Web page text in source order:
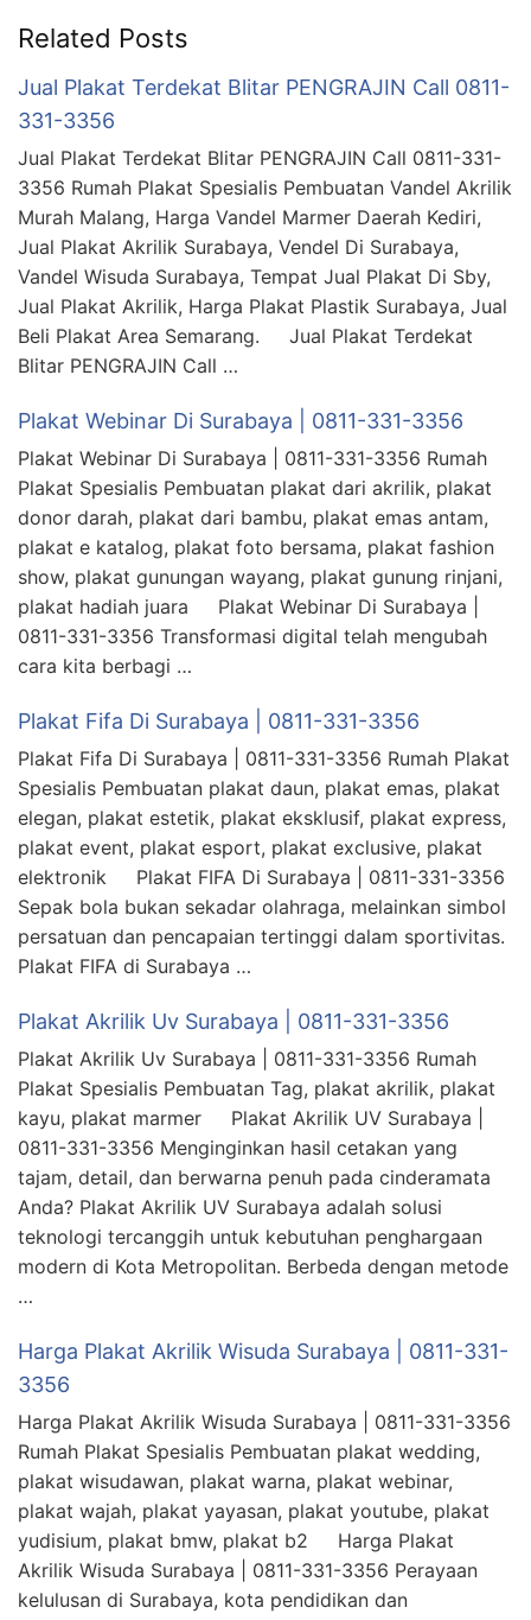
Related Posts
Jual Plakat Terdekat Blitar PENGRAJIN Call 0811-
331-3356
Jual Plakat Terdekat Blitar PENGRAJIN Call 0811-331-
3356 Rumah Plakat Spesialis Pembuatan Vandel Akrilik
Murah Malang, Harga Vandel Marmer Daerah Kediri,
Jual Plakat Akrilik Surabaya, Vendel Di Surabaya,
Vandel Wisuda Surabaya, Tempat Jual Plakat Di Sby,
Jual Plakat Akrilik, Harga Plakat Plastik Surabaya, Jual
Beli Plakat Area Semarang. Jual Plakat Terdekat
Blitar PENGRAJIN Call …
Plakat Webinar Di Surabaya | 0811-331-3356
Plakat Webinar Di Surabaya | 0811-331-3356 Rumah
Plakat Spesialis Pembuatan plakat dari akrilik, plakat
donor darah, plakat dari bambu, plakat emas antam,
plakat e katalog, plakat foto bersama, plakat fashion
show, plakat gunungan wayang, plakat gunung rinjani,
plakat hadiah juara Plakat Webinar Di Surabaya |
0811-331-3356 Transformasi digital telah mengubah
cara kita berbagi …
Plakat Fifa Di Surabaya | 0811-331-3356
Plakat Fifa Di Surabaya | 0811-331-3356 Rumah Plakat
Spesialis Pembuatan plakat daun, plakat emas, plakat
elegan, plakat estetik, plakat eksklusif, plakat express,
plakat event, plakat esport, plakat exclusive, plakat
elektronik Plakat FIFA Di Surabaya | 0811-331-3356
Sepak bola bukan sekadar olahraga, melainkan simbol
persatuan dan pencapaian tertinggi dalam sportivitas.
Plakat FIFA di Surabaya …
Plakat Akrilik Uv Surabaya | 0811-331-3356
Plakat Akrilik Uv Surabaya | 0811-331-3356 Rumah
Plakat Spesialis Pembuatan Tag, plakat akrilik, plakat
kayu, plakat marmer Plakat Akrilik UV Surabaya |
0811-331-3356 Menginginkan hasil cetakan yang
tajam, detail, dan berwarna penuh pada cinderamata
Anda? Plakat Akrilik UV Surabaya adalah solusi
teknologi tercanggih untuk kebutuhan penghargaan
modern di Kota Metropolitan. Berbeda dengan metode
…
Harga Plakat Akrilik Wisuda Surabaya | 0811-331-
3356
Harga Plakat Akrilik Wisuda Surabaya | 0811-331-3356
Rumah Plakat Spesialis Pembuatan plakat wedding,
plakat wisudawan, plakat warna, plakat webinar,
plakat wajah, plakat yayasan, plakat youtube, plakat
yudisium, plakat bmw, plakat b2 Harga Plakat
Akrilik Wisuda Surabaya | 0811-331-3356 Perayaan
kelulusan di Surabaya, kota pendidikan dan